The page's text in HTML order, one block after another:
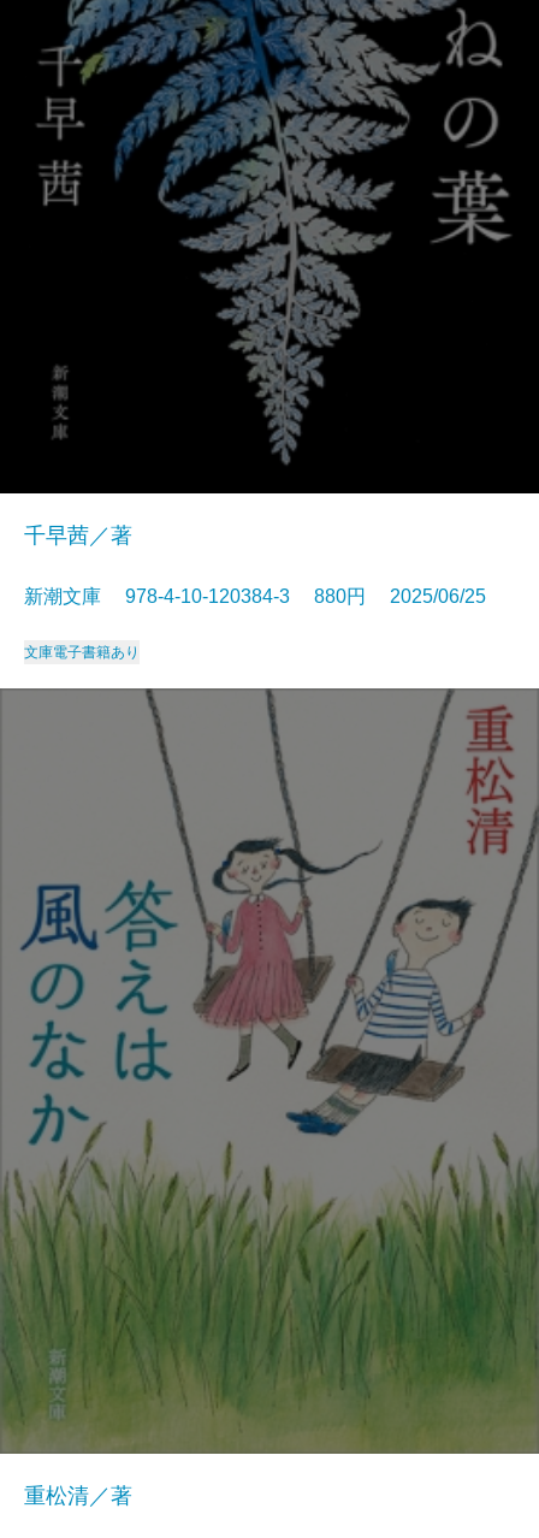
千早茜／著
新潮文庫 978-4-10-120384-3 880円 2025/06/25
文庫電子書籍あり
重松清／著